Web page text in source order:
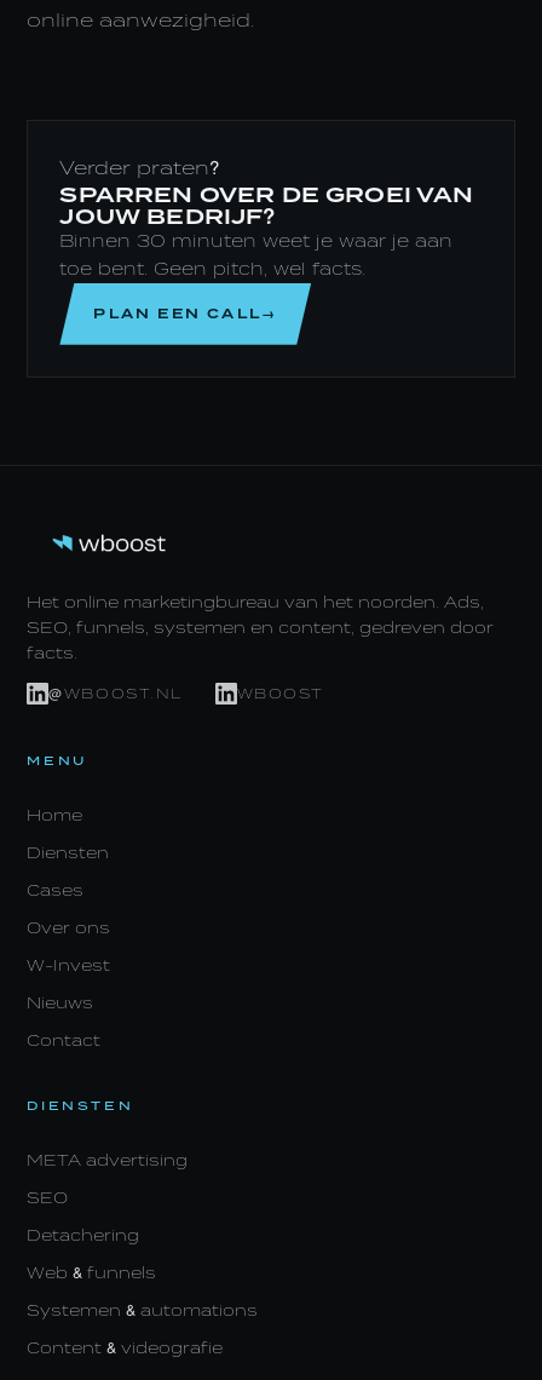
online aanwezigheid.
Verder praten?
SPARREN OVER DE GROEI VAN
JOUW BEDRIJF?
Binnen 30 minuten weet je waar je aan
toe bent. Geen pitch, wel facts.
PLAN EEN CALL→
Het online marketingbureau van het noorden. Ads,
SEO, funnels, systemen en content, gedreven door
facts.
@WBOOST.NL WBOOST
MENU
Home
Diensten
Cases
Over ons
W-Invest
Nieuws
Contact
DIENSTEN
META advertising
SEO
Detachering
Web & funnels
Systemen & automations
Content & videografie